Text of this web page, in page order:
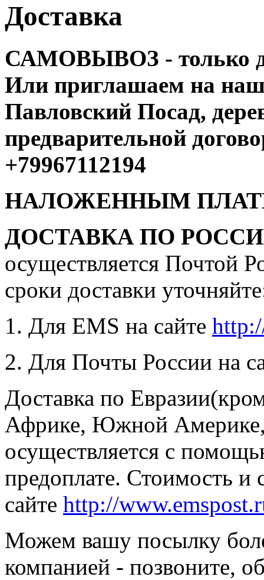
Доставка
САМОВЫВОЗ - только
Или приглашаем на наш
Павловский Посад,
предварительной
+79967112194
НАЛОЖЕННЫМ
ДОСТАВКА ПО
осуществляется Почтой
сроки доставки
1. Для EMS на сайте
2. Для Почты России на
Доставка по
Африке, Южной
осуществляется с
предоплате. Стоимость и
сайте http://
Можем вашу посылку
компанией - позвоните,